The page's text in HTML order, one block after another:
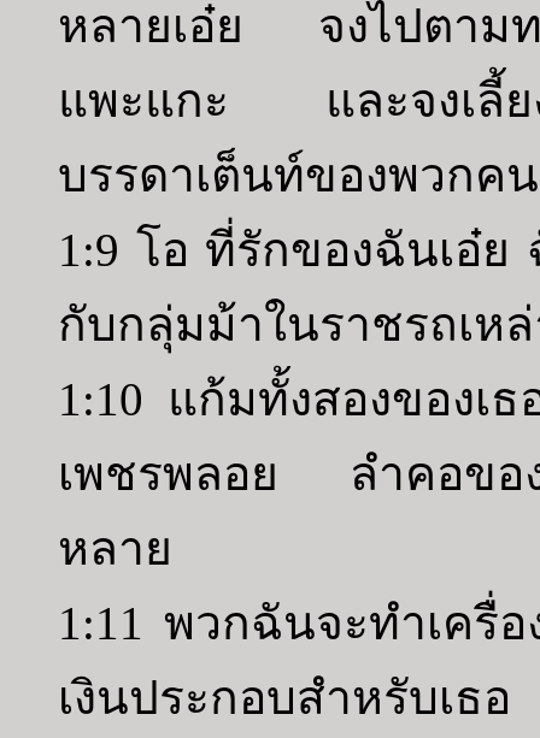
หลายเอ๋ย จงไปตามท
แพะแกะ และจงเลี้ยง
บรรดาเต็นท์ของพวกคน
1:9 โอ ที่รักของฉันเอ๋ย
กับกลุ่มม้าในราชรถเห
1:10 แก้มทั้งสองของเ
เพชรพลอย ลำคอของ
หลาย
1:11 พวกฉันจะทำเครื่
เงินประกอบสำหรับเธอ